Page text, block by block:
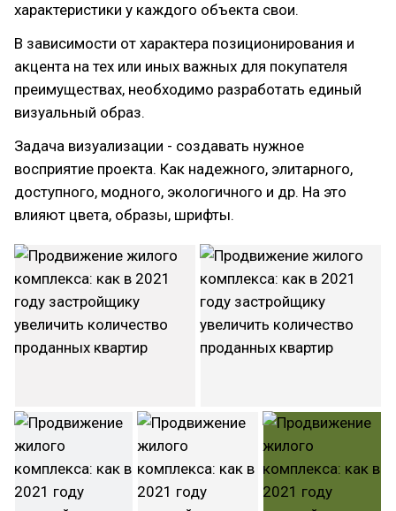
характеристики у каждого объекта свои.
В зависимости от характера позиционирования и
акцента на тех или иных важных для покупателя
преимуществах, необходимо разработать единый
визуальный образ.
Задача визуализации - создавать нужное
восприятие проекта. Как надежного, элитарного,
доступного, модного, экологичного и др. На это
влияют цвета, образы, шрифты.